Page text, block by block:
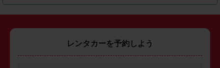
レンタカーを予約しよう